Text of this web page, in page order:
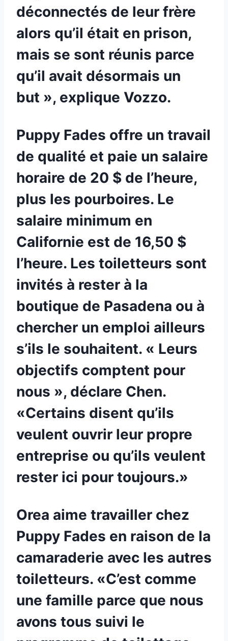
déconnectés de leur frère
alors qu’il était en prison,
mais se sont réunis parce
qu’il avait désormais un
but », explique Vozzo.
Puppy Fades offre un travail
de qualité et paie un salaire
horaire de 20 $ de l’heure,
plus les pourboires. Le
salaire minimum en
Californie est de 16,50 $
l’heure. Les toiletteurs sont
invités à rester à la
boutique de Pasadena ou à
chercher un emploi ailleurs
s’ils le souhaitent. « Leurs
objectifs comptent pour
nous », déclare Chen.
«Certains disent qu’ils
veulent ouvrir leur propre
entreprise ou qu’ils veulent
rester ici pour toujours.»
Orea aime travailler chez
Puppy Fades en raison de la
camaraderie avec les autres
toiletteurs. «C’est comme
une famille parce que nous
avons tous suivi le